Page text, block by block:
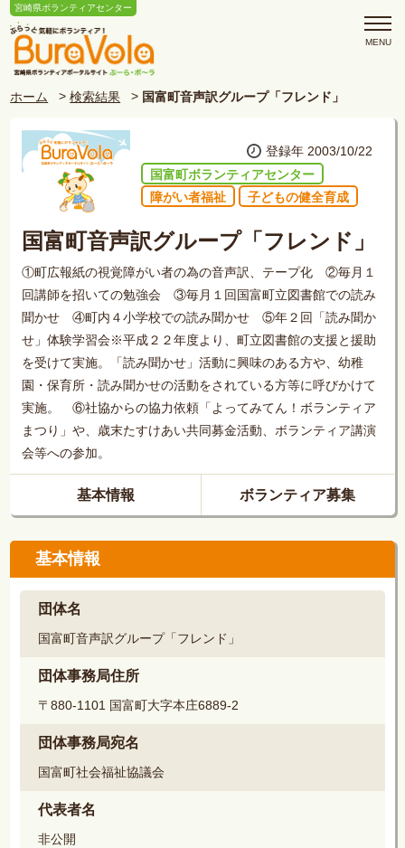
宮崎県ボランティアセンター
ホーム 検索結果 国富町音声訳グループ「フレンド」
登録年 2003/10/22
国富町ボランティアセンター
障がい者福祉
子どもの健全育成
国富町音声訳グループ「フレンド」
①町広報紙の視覚障がい者の為の音声訳、テープ化 ②毎月１
回講師を招いての勉強会 ③毎月１回国富町立図書館での読み
聞かせ ④町内４小学校での読み聞かせ ⑤年２回「読み聞か
せ」体験学習会※平成２２年度より、町立図書館の支援と援助
を受けて実施。「読み聞かせ」活動に興味のある方や、幼稚
園・保育所・読み聞かせの活動をされている方等に呼びかけて
実施。 ⑥社協からの協力依頼「よってみてん！ボランティア
まつり」や、歳末たすけあい共同募金活動、ボランティア講演
会等への参加。
基本情報 ボランティア募集
基本情報
団体名
国富町音声訳グループ「フレンド」
団体事務局住所
〒880-1101 国富町大字本庄6889-2
団体事務局宛名
国富町社会福祉協議会
代表者名
非公開